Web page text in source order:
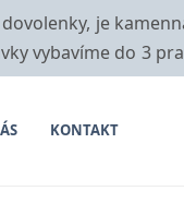
je
vybavíme do 3
KONTAKT